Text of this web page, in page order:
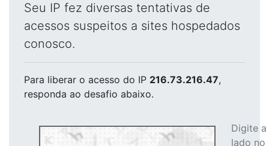
Seu IP fez diversas tentativas de
acessos suspeitos a sites hospedados
conosco.
Para liberar o acesso do IP 216.73.216.47,
responda ao desafio abaixo.
Digite
lado no